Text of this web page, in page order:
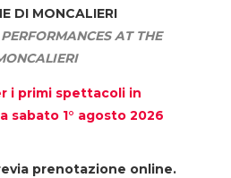
DI MONCALIERI
AT THE
i primi spettacoli in
sabato 1° agosto 2026
prenotazione online.